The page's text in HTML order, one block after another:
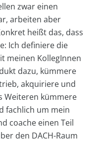
zwar einen
arbeiten aber
heißt das, dass
Ich definiere die
meinen KollegInnen
dazu, kümmere
akquiriere und
Weiteren kümmere
fachlich um mein
coache einen Teil
den DACH-Raum